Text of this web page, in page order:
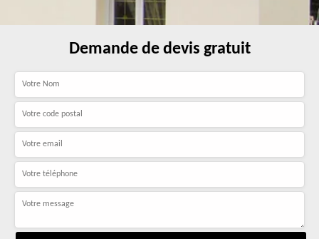
Demande de devis gratuit